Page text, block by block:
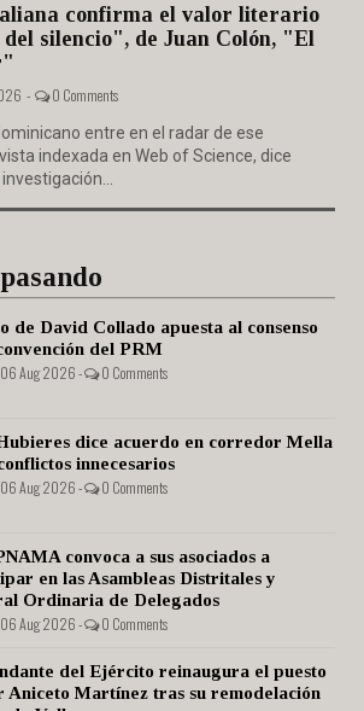
confirma el valor literario
silencio", de Juan Colón, "El
- 0 Comments
entre en el radar de ese
indexada en Web of Science, dice
de David Collado apuesta al consenso
del PRM
06 Aug 2026 - 0 Comments
dice acuerdo en corredor Mella
innecesarios
06 Aug 2026 - 0 Comments
convoca a sus asociados a
en las Asambleas Distritales y
Ordinaria de Delegados
06 Aug 2026 - 0 Comments
del Ejército reinaugura el puesto
Aniceto Martínez tras su remodelación